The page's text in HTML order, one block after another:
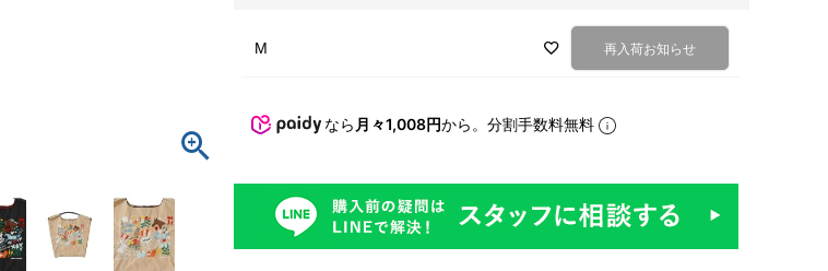
M 再入荷お知らせ
なら 月々1,008円から。分割手数料無料